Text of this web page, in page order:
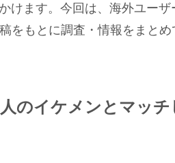
けます。今回は、海外ユー
をもとに調査・情報をまとめ
のイケメンとマッ